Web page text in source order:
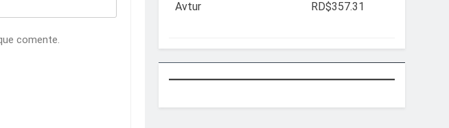
comente.
Avtur RD$357.31